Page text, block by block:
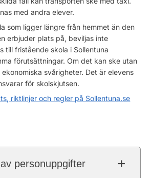
med andra elever.
som ligger längre från hemmet än den
erbjuder plats på, beviljas inte
till fristående skola i Sollentuna
förutsättningar. Om det kan ske utan
svårigheter. Det är elevens
för skolskjutsen.
riktlinjer och regler på Sollentuna.se
personuppgifter